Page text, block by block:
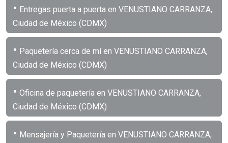
• Entregas puerta a puerta en VENUSTIANO CARRANZA,
Ciudad de México (CDMX)
• Paquetería cerca de mí en VENUSTIANO CARRANZA,
Ciudad de México (CDMX)
• Oficina de paquetería en VENUSTIANO CARRANZA,
Ciudad de México (CDMX)
• Mensajería y Paquetería en VENUSTIANO CARRANZA,